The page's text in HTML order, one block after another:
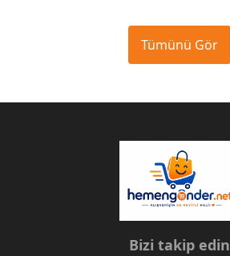
Tümünü Gör
Bizi takip edin